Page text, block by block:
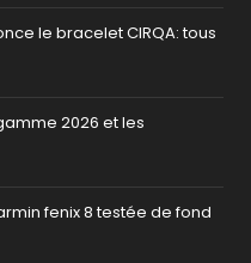
le bracelet CIRQA: tous
2026 et les
fenix 8 testée de fond